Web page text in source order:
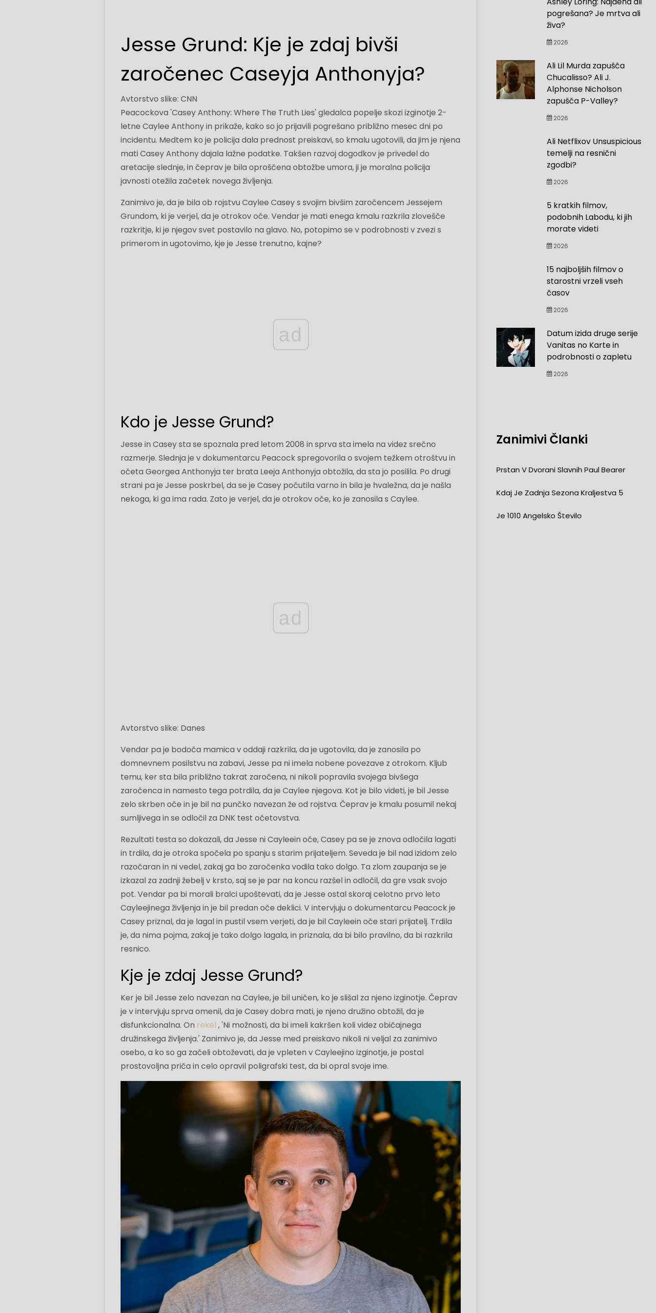
Jesse Grund: Kje je zdaj bivši
zaročenec Caseyja Anthonyja?
Avtorstvo slike: CNN
Peacockova 'Casey Anthony: Where The Truth Lies' gledalca popelje skozi izginotje 2-
letne Caylee Anthony in prikaže, kako so jo prijavili pogrešano približno mesec dni po
incidentu. Medtem ko je policija dala prednost preiskavi, so kmalu ugotovili, da jim je njena
mati Casey Anthony dajala lažne podatke. Takšen razvoj dogodkov je privedel do
aretacije slednje, in čeprav je bila oproščena obtožbe umora, ji je moralna policija
javnosti otežila začetek novega življenja.
Zanimivo je, da je bila ob rojstvu Caylee Casey s svojim bivšim zaročencem Jessejem
Grundom, ki je verjel, da je otrokov oče. Vendar je mati enega kmalu razkrila zlovešče
razkritje, ki je njegov svet postavilo na glavo. No, potopimo se v podrobnosti v zvezi s
primerom in ugotovimo, kje je Jesse trenutno, kajne?
ad
Kdo je Jesse Grund?
Jesse in Casey sta se spoznala pred letom 2008 in sprva sta imela na videz srečno
razmerje. Slednja je v dokumentarcu Peacock spregovorila o svojem težkem otroštvu in
očeta Georgea Anthonyja ter brata Leeja Anthonyja obtožila, da sta jo posilila. Po drugi
strani pa je Jesse poskrbel, da se je Casey počutila varno in bila je hvaležna, da je našla
nekoga, ki ga ima rada. Zato je verjel, da je otrokov oče, ko je zanosila s Caylee.
ad
Avtorstvo slike: Danes
Vendar pa je bodoča mamica v oddaji razkrila, da je ugotovila, da je zanosila po
domnevnem posilstvu na zabavi, Jesse pa ni imela nobene povezave z otrokom. Kljub
temu, ker sta bila približno takrat zaročena, ni nikoli popravila svojega bivšega
zaročenca in namesto tega potrdila, da je Caylee njegova. Kot je bilo videti, je bil Jesse
zelo skrben oče in je bil na punčko navezan že od rojstva. Čeprav je kmalu posumil nekaj
sumljivega in se odločil za DNK test očetovstva.
Rezultati testa so dokazali, da Jesse ni Cayleein oče, Casey pa se je znova odločila lagati
in trdila, da je otroka spočela po spanju s starim prijateljem. Seveda je bil nad izidom zelo
razočaran in ni vedel, zakaj ga bo zaročenka vodila tako dolgo. Ta zlom zaupanja se je
izkazal za zadnji žebelj v krsto, saj se je par na koncu razšel in odločil, da gre vsak svojo
pot. Vendar pa bi morali bralci upoštevati, da je Jesse ostal skoraj celotno prvo leto
Cayleejinega življenja in je bil predan oče deklici. V intervjuju o dokumentarcu Peacock je
Casey priznal, da je lagal in pustil vsem verjeti, da je bil Cayleein oče stari prijatelj. Trdila
je, da nima pojma, zakaj je tako dolgo lagala, in priznala, da bi bilo pravilno, da bi razkrila
resnico.
Kje je zdaj Jesse Grund?
Ker je bil Jesse zelo navezan na Caylee, je bil uničen, ko je slišal za njeno izginotje. Čeprav
je v intervjuju sprva omenil, da je Casey dobra mati, je njeno družino obtožil, da je
disfunkcionalna. On rekel , 'Ni možnosti, da bi imeli kakršen koli videz običajnega
družinskega življenja.' Zanimivo je, da Jesse med preiskavo nikoli ni veljal za zanimivo
osebo, a ko so ga začeli obtoževati, da je vpleten v Cayleejino izginotje, je postal
prostovoljna priča in celo opravil poligrafski test, da bi opral svoje ime.
pogrešana? Je mrtva ali
živa?
2026
Ali Lil Murda zapušča
Chucalisso? Ali J.
Alphonse Nicholson
zapušča P-Valley?
2026
Ali Netflixov Unsuspicious
temelji na resnični
zgodbi?
2026
5 kratkih filmov,
podobnih Labodu, ki jih
morate videti
2026
15 najboljših filmov o
starostni vrzeli vseh
časov
2026
Datum izida druge serije
Vanitas no Karte in
podrobnosti o zapletu
2026
Zanimivi Članki
Prstan V Dvorani Slavnih Paul Bearer
Kdaj Je Zadnja Sezona Kraljestva 5
Je 1010 Angelsko Število